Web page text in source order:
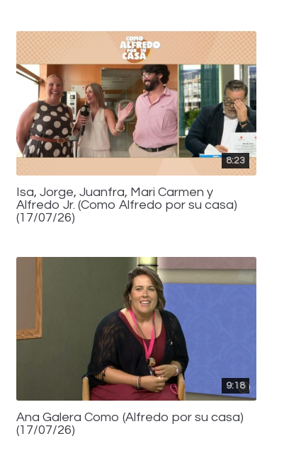
8:23
Isa, Jorge, Juanfra, Mari Carmen y
Alfredo Jr. (Como Alfredo por su casa)
(17/07/26)
9:18
Ana Galera Como (Alfredo por su casa)
(17/07/26)